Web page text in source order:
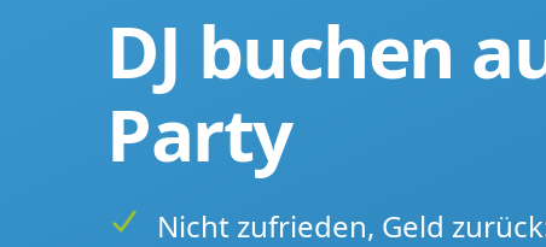
DJ buchen
Party
Nicht zufrieden, Geld